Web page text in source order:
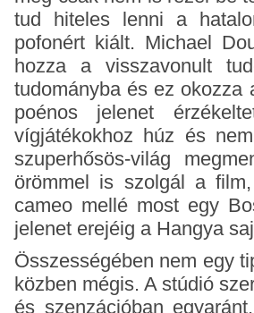
tud hiteles lenni a
pofonért kiált. Michael
hozza a visszavonult
tudományba és ez okozza
poénos jelenet
vígjátékokhoz húz és
szuperhősös-világ
örömmel is szolgál a
cameo mellé most egy
jelenet erejéig a Hangya
Összességében nem egy
közben mégis. A stúdió
és szenzációban